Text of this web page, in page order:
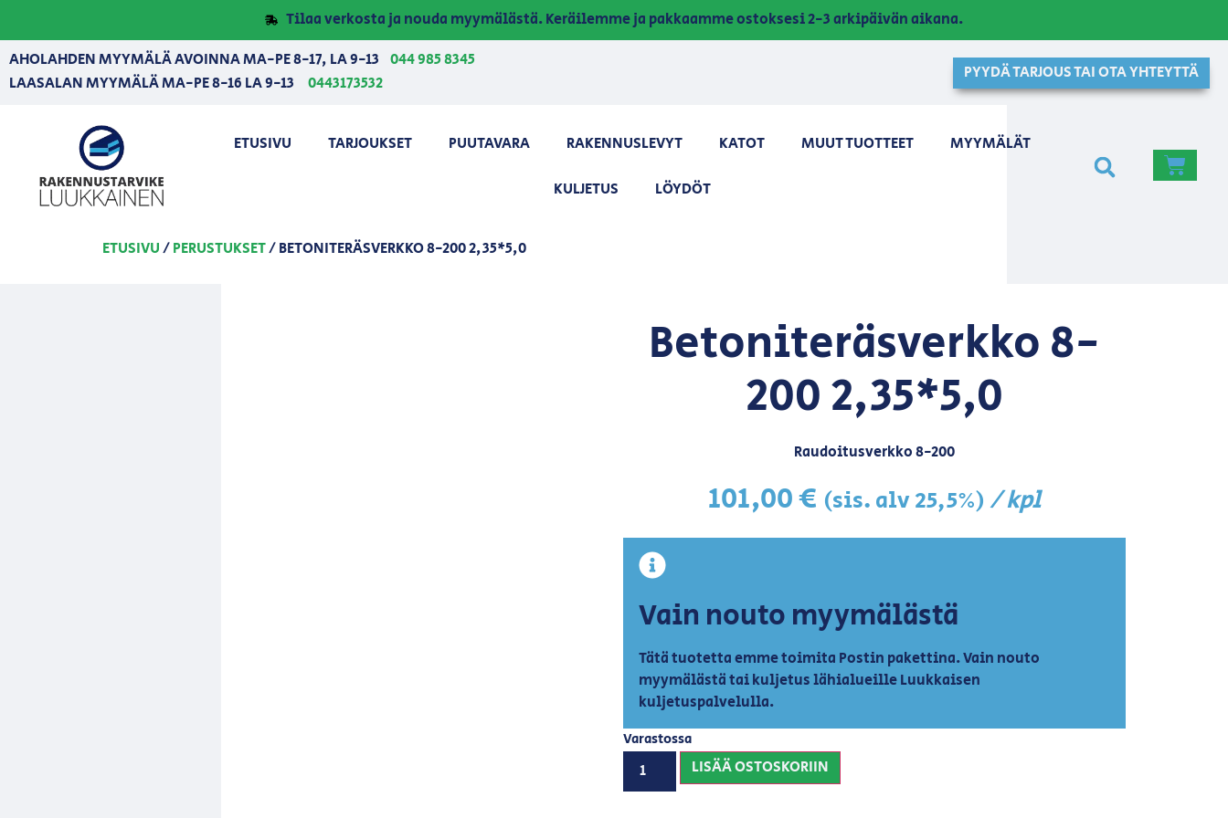
Tilaa verkosta ja nouda myymälästä. Keräilemme ja pakkaamme ostoksesi 2-3 arkipäivän aikana.
AHOLAHDEN MYYMÄLÄ AVOINNA MA-PE 8-17, LA 9-13 044 985 8345
LAASALAN MYYMÄLÄ MA-PE 8-16 LA 9-13
0443173532
PYYDÄ TARJOUS TAI OTA YHTEYTTÄ
ETUSIVU TARJOUKSET PUUTAVARA RAKENNUSLEVYT KATOT MUUT TUOTTEET MYYMÄLÄT
KULJETUS LÖYDÖT
ETUSIVU/PERUSTUKSET/ BETONITERÄSVERKKO 8-200 2,35*5,0
Betoniteräsverkko 8-
200 2,35*5,0
Raudoitusverkko 8-200
101,00€ (sis. alv 25,5%)/ kpl
Vain nouto myymälästä
Tätä tuotetta emme toimita Postin pakettina. Vain nouto
myymälästä tai kuljetus lähialueille Luukkaisen
kuljetuspalvelulla.
Varastossa
LISÄÄ OSTOSKORIIN